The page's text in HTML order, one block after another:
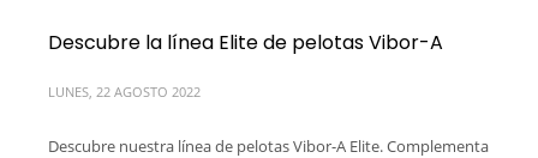
Descubre la línea Elite de pelotas Vibor-A
LUNES, 22 AGOSTO 2022
Descubre nuestra línea de pelotas Vibor-A Elite. Complementa